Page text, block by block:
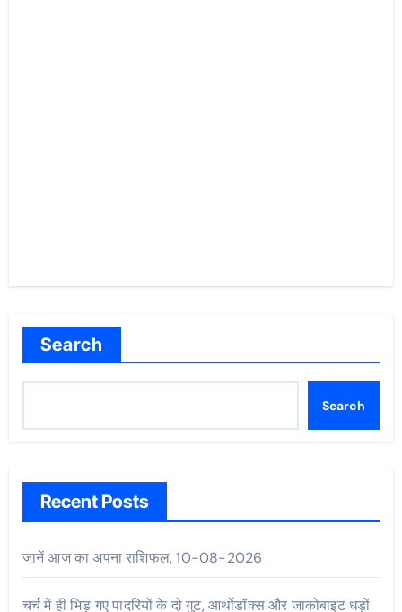
Search
Search
Recent Posts
जानें आज का अपना राशिफल, 10-08-2026
चर्च में ही भिड़ गए पादरियों के दो गुट, आर्थोडॉक्स और जाकोबाइट धड़ों